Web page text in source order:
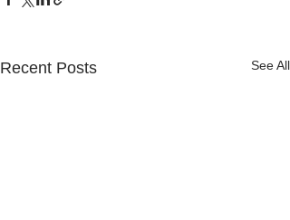
Recent Posts See All